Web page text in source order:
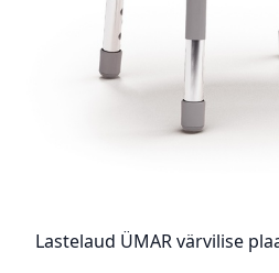
Lastelaud ÜMAR värvilise